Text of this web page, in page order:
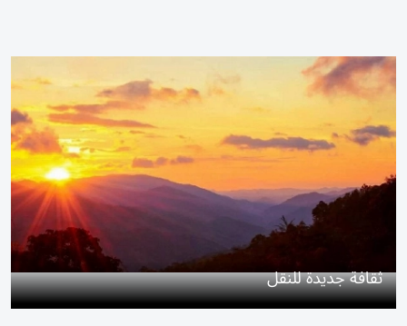
ثقافة جديدة للنقل